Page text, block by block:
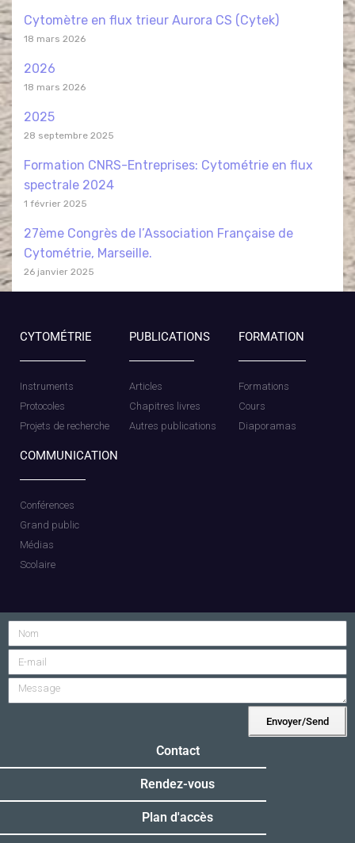
Cytomètre en flux trieur Aurora CS (Cytek)
18 mars 2026
2026
18 mars 2026
2025
28 septembre 2025
Formation CNRS-Entreprises: Cytométrie en flux
spectrale 2024
1 février 2025
27ème Congrès de l’Association Française de
Cytométrie, Marseille.
26 janvier 2025
CYTOMÉTRIE
Instruments
Protocoles
Projets de recherche
PUBLICATIONS
Articles
Chapitres livres
Autres publications
FORMATION
Formations
Cours
Diaporamas
COMMUNICATION
Conférences
Grand public
Médias
Scolaire
Contact
Rendez-vous
Plan d'accès
Envoyer/Send
Alternative: